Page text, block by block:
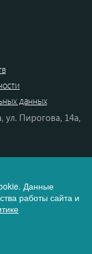
данных
ул. Пирогова, 14а,
Данные
работы сайта и